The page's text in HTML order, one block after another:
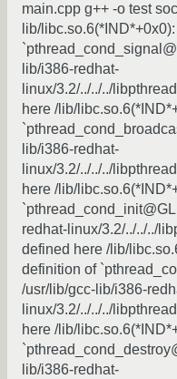
main.cpp g++ -o test
lib/
lib/i386-redhat-
linux/3.2/../../../
here /lib/
lib/i386-redhat-
linux/3.2/../../../
here /lib/
redhat-linux/3.2/../../../
defined here /lib/
definition of
/usr/lib/gcc-lib/i386-
linux/3.2/../../../
here /lib/
lib/i386-redhat-